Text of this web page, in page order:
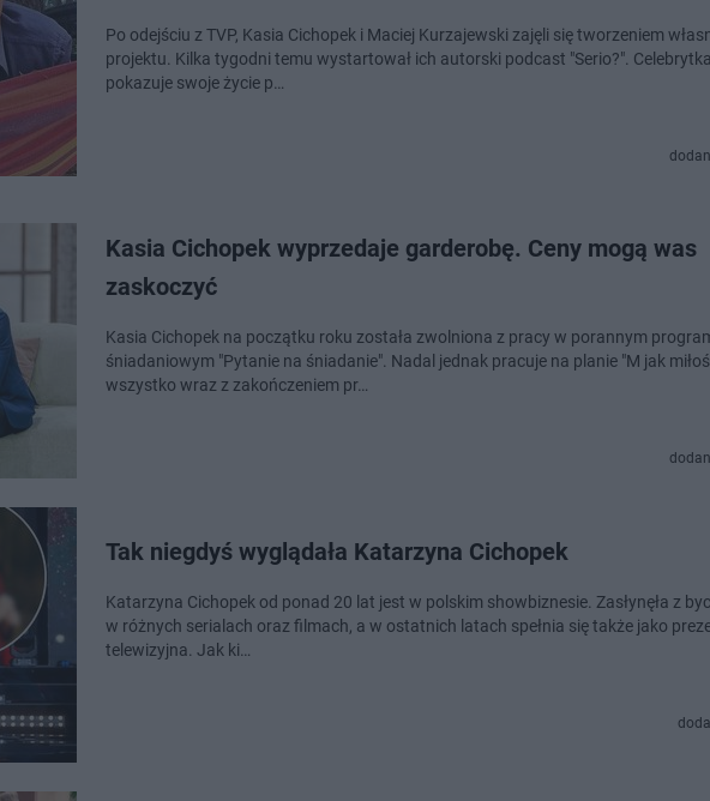
Po odejściu z TVP, Kasia Cichopek i Maciej Kurzajewski zajęli się tworzeniem
projektu. Kilka tygodni temu wystartował ich autorski podcast "Serio?".
pokazuje swoje życie p…
Kasia Cichopek wyprzedaje garderobę. Ceny mogą was
zaskoczyć
Kasia Cichopek na początku roku została zwolniona z pracy w porannym
śniadaniowym "Pytanie na śniadanie". Nadal jednak pracuje na planie "M jak
wszystko wraz z zakończeniem pr…
Tak niegdyś wyglądała Katarzyna Cichopek
Katarzyna Cichopek od ponad 20 lat jest w polskim showbiznesie. Zasłynęła z
w różnych serialach oraz filmach, a w ostatnich latach spełnia się także jako
telewizyjna. Jak ki…